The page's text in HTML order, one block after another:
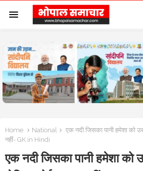
Home National
एक नदी जिसका पानी हमेशा को
नहीं- GK in Hindi
एक नदी जिसका पानी हमेशा को